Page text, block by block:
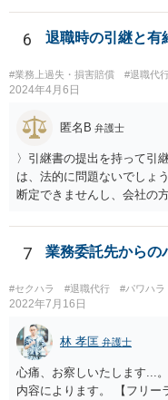
6 退職時の引継と有
#業務上過失・損害賠償 #退職代
2024年4月6日
匿名B 弁護士
〉引継書の提出を持って引
は、法的に問題ないでしょ
断定できませんし、会社の
ん。 それよりも、書いてお
な方法で、退職の意思及び
会社に伝えるかが、問題に
代行の利用などもご検討な
7 業務委託先からの
#セクハラ #退職代行 #パワハラ
2022年7月16日
林 孝匡 弁護士
心痛、お察しいたします...
内容によります。 【フリー